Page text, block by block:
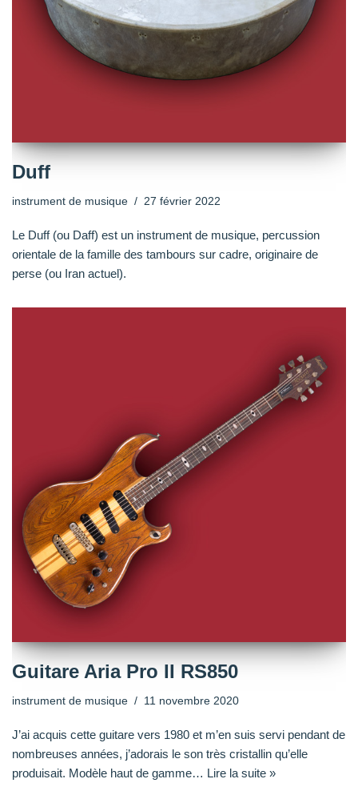
Duff
instrument de musique 27 février 2022
Le Duff (ou Daff) est un instrument de musique, percussion
orientale de la famille des tambours sur cadre, originaire de
perse (ou Iran actuel).
Guitare Aria Pro II RS850
instrument de musique 11 novembre 2020
J’ai acquis cette guitare vers 1980 et m’en suis servi pendant de
nombreuses années, j’adorais le son très cristallin qu’elle
produisait. Modèle haut de gamme… Lire la suite »